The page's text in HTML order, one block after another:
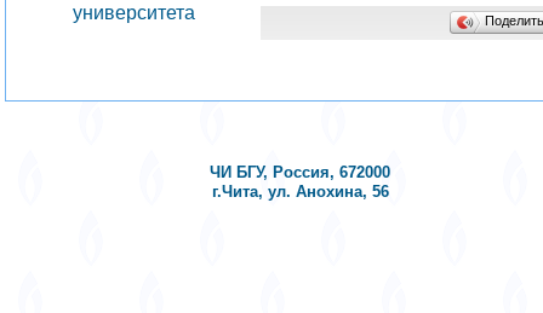
университета
ЧИ БГУ, Россия, 672000
г.Чита, ул. Анохина, 56